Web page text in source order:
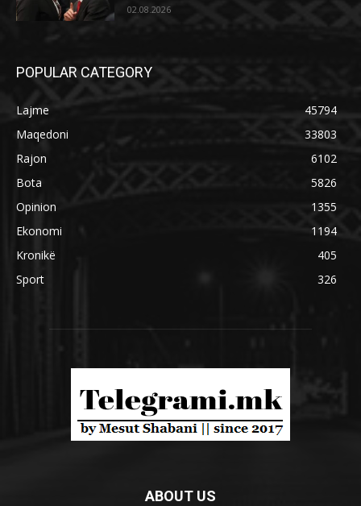
02.08.2026
POPULAR CATEGORY
Lajme
45794
Maqedoni
33803
Rajon
6102
Bota
5826
Opinion
1355
Ekonomi
1194
Kronikë
405
Sport
326
ABOUT US